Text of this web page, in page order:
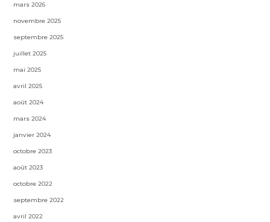
mars 2026
novembre 2025
septembre 2025
juillet 2025
mai 2025
avril 2025
août 2024
mars 2024
janvier 2024
octobre 2023
août 2023
octobre 2022
septembre 2022
avril 2022